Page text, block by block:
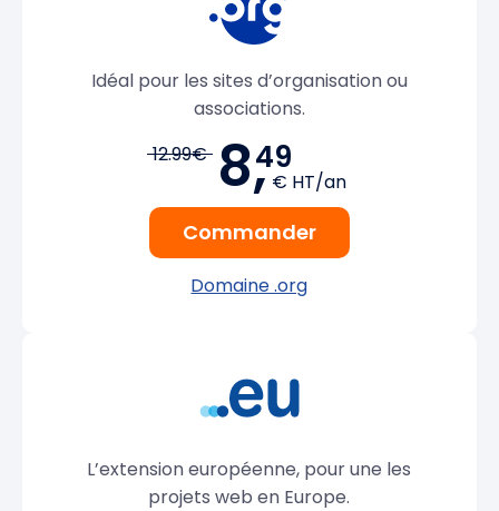
Idéal pour les sites d’organisation ou
associations.
12.99€ 8,49
€ HT/an
Commander
Domaine .org
L’extension européenne, pour une les
projets web en Europe.